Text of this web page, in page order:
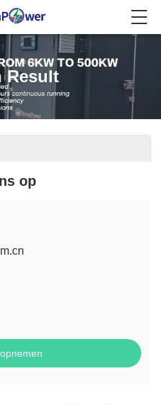
Result
op